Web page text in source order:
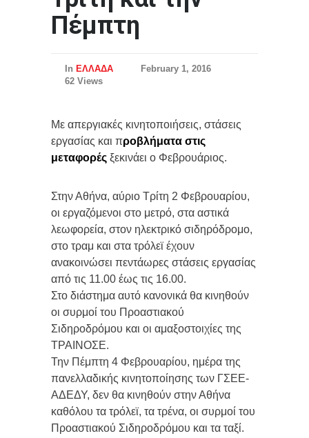
Πέμπτη
In ΕΛΛΑΔΑ
February 1, 2016
62 Views
Με απεργιακές κινητοποιήσεις, στάσεις
εργασίας και προβλήματα στις
μεταφορές ξεκινάει ο Φεβρουάριος.
Στην Αθήνα, αύριο Τρίτη 2 Φεβρουαρίου,
οι εργαζόμενοι στο μετρό, στα αστικά
λεωφορεία, στον ηλεκτρικό σιδηρόδρομο,
στο τραμ και στα τρόλεϊ έχουν
ανακοινώσει πεντάωρες στάσεις εργασίας
από τις 11.00 έως τις 16.00.
Στο διάστημα αυτό κανονικά θα κινηθούν
οι συρμοί του Προαστιακού
Σιδηροδρόμου και οι αμαξοστοιχίες της
ΤΡΑΙΝΟΣΕ.
Την Πέμπτη 4 Φεβρουαρίου, ημέρα της
πανελλαδικής κινητοποίησης των ΓΣΕΕ-
ΑΔΕΔΥ, δεν θα κινηθούν στην Αθήνα
καθόλου τα τρόλεϊ, τα τρένα, οι συρμοί του
Προαστιακού Σιδηροδρόμου και τα ταξί.